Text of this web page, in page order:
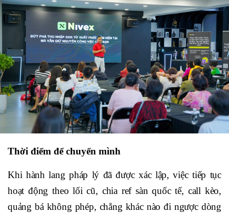
Thời điểm để chuyển mình
Khi hành lang pháp lý đã được xác lập, việc tiếp tục
hoạt động theo lối cũ, chia ref sàn quốc tế, call kèo,
quảng bá không phép, chẳng khác nào đi ngược dòng